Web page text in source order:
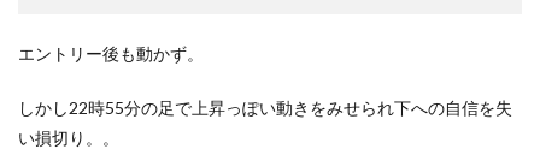
エントリー後も動かず。
しかし22時55分の足で上昇っぽい動きをみせられ下への自信を失
い損切り。。